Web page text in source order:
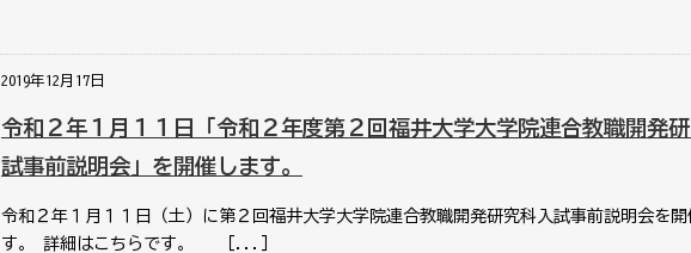
2019年12月17日
令和２年１月１１日「令和２年度第２回福井大学大学院連合教職開発
試事前説明会」を開催します。
令和２年１月１１日（土）に第２回福井大学大学院連合教職開発研究科入試事前説明会を開
す。 詳細はこちらです。 ［...］